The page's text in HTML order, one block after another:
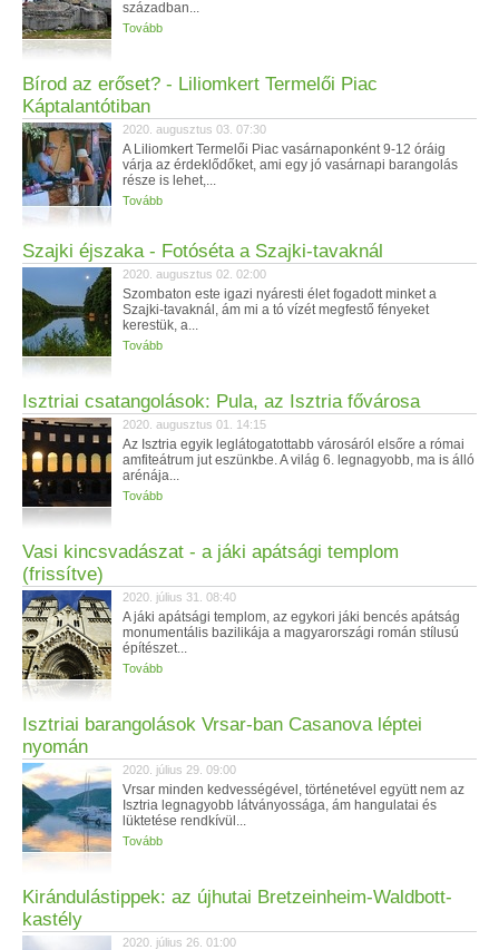
században...
Tovább
Bírod az erőset? - Liliomkert Termelői Piac
Káptalantótiban
2020. augusztus 03. 07:30
A Liliomkert Termelői Piac vasárnaponként 9-12 óráig
várja az érdeklődőket, ami egy jó vasárnapi barangolás
része is lehet,...
Tovább
Szajki éjszaka - Fotóséta a Szajki-tavaknál
2020. augusztus 02. 02:00
Szombaton este igazi nyáresti élet fogadott minket a
Szajki-tavaknál, ám mi a tó vízét megfestő fényeket
kerestük, a...
Tovább
Isztriai csatangolások: Pula, az Isztria fővárosa
2020. augusztus 01. 14:15
Az Isztria egyik leglátogatottabb városáról elsőre a római
amfiteátrum jut eszünkbe. A világ 6. legnagyobb, ma is álló
arénája...
Tovább
Vasi kincsvadászat - a jáki apátsági templom
(frissítve)
2020. július 31. 08:40
A jáki apátsági templom, az egykori jáki bencés apátság
monumentális bazilikája a magyarországi román stílusú
építészet...
Tovább
Isztriai barangolások Vrsar-ban Casanova léptei
nyomán
2020. július 29. 09:00
Vrsar minden kedvességével, történetével együtt nem az
Isztria legnagyobb látványossága, ám hangulatai és
lüktetése rendkívül...
Tovább
Kirándulástippek: az újhutai Bretzeinheim-Waldbott-
kastély
2020. július 26. 01:00